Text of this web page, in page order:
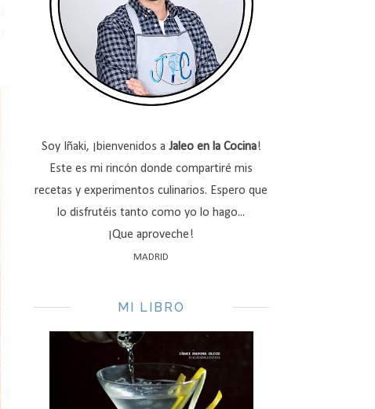
Soy Iñaki, ¡bienvenidos a Jaleo en la Cocina!
Este es mi rincón donde compartiré mis
recetas y experimentos culinarios. Espero que
lo disfrutéis tanto como yo lo hago...
¡Que aproveche!
MADRID
MI LIBRO